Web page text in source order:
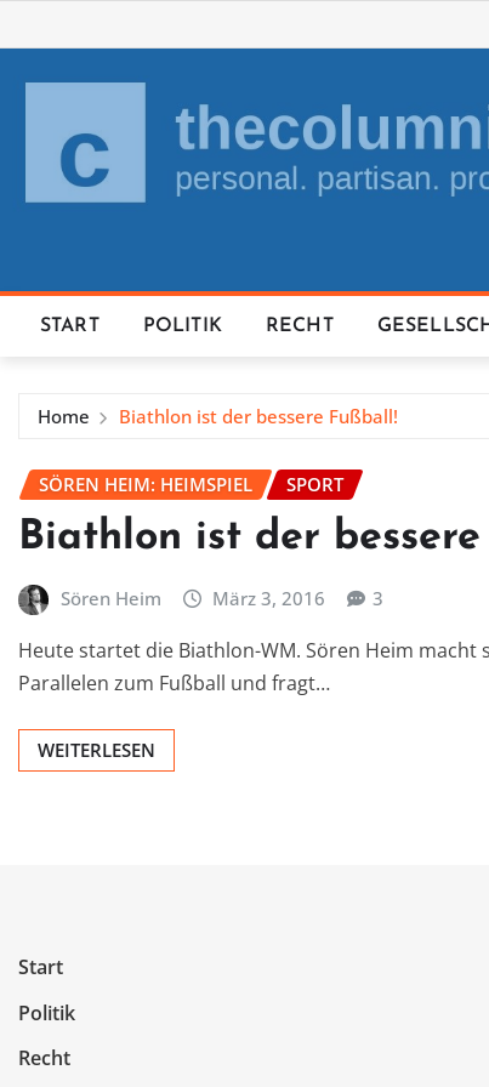
to
content
START POLITIK RECHT
Home Biathlon ist der bessere Fußball!
SÖREN HEIM: HEIMSPIEL SPORT
Biathlon ist der
Sören Heim März 3, 2016 3
Heute startet die Biathlon-WM. Sören Heim
Parallelen zum Fußball und fragt…
WEITERLESEN
Start
Politik
Recht